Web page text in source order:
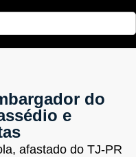
do
e
afastado do TJ-PR